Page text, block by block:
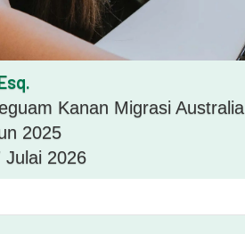
Kanan Migrasi Australia
2025
Julai 2026